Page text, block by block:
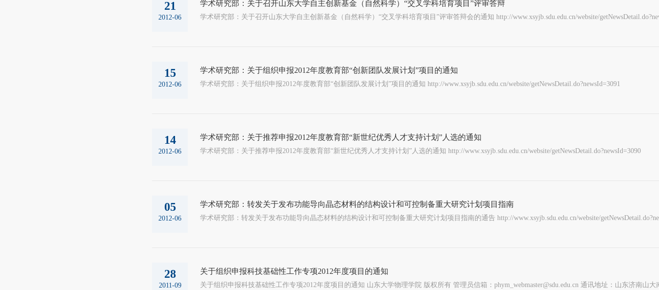
21
2012-06
学术研究部：关于召开山东大学自主创新基金（自然科学）“交叉学科培育项目”评审答辩
学术研究部：关于召开山东大学自主创新基金（自然科学）“交叉学科培育项目”评审答辩会的通知 http://www.xsyjb.sdu.edu.cn/website/
15
2012-06
学术研究部：关于组织申报2012年度教育部“创新团队发展计划”项目的通知
学术研究部：关于组织申报2012年度教育部“创新团队发展计划”项目的通知 http://www.xsyjb.sdu.edu.cn/website/getNewsDetail.do?newsId=3091
14
2012-06
学术研究部：关于推荐申报2012年度教育部“新世纪优秀人才支持计划”人选的通知
学术研究部：关于推荐申报2012年度教育部“新世纪优秀人才支持计划”人选的通知 http://www.xsyjb.sdu.edu.cn/website/getNewsDetail.do?newsId=3090
05
2012-06
学术研究部：转发关于发布功能导向晶态材料的结构设计和可控制备重大研究计划项目指南
学术研究部：转发关于发布功能导向晶态材料的结构设计和可控制备重大研究计划项目指南的通告 http://www.xsyjb.sdu.edu.cn/website/
28
2011-09
关于组织申报科技基础性工作专项2012年度项目的通知